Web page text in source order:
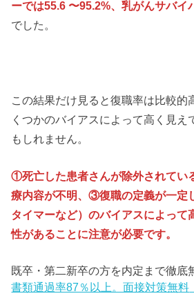
ーでは55.6 〜95.2%、乳がんサバイ
でした。
この結果だけ見ると復職率は比較的
くつかのバイアスによって高く見え
もしれません。
①死亡した患者さんが除外されてい
療内容が不明、③復職の定義が一定
タイマーなど）のバイアスによって
性があることに注意が必要です。
既卒・第二新卒の方を内定まで徹底
書類通過率87％以上。面接対策無料